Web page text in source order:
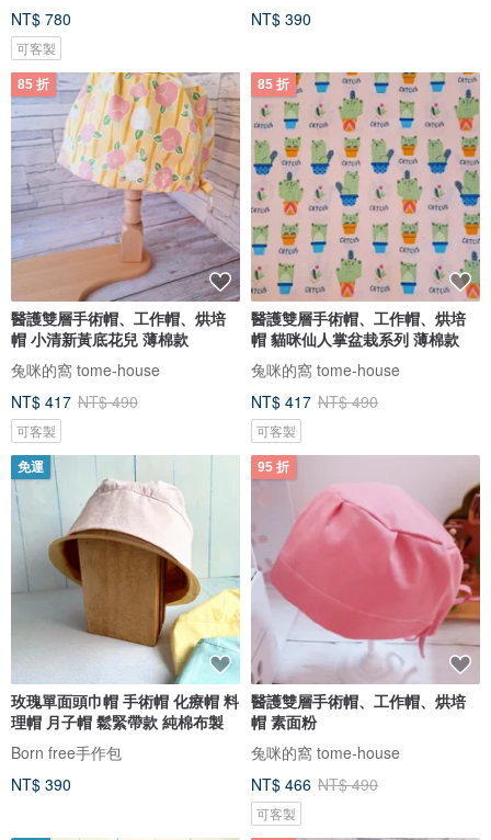
NT$ 780
可客製
NT$ 390
85 折
醫護雙層手術帽、工作帽、烘培
帽 小清新黃底花兒 薄棉款
兔咪的窩 tome-house
NT$ 417 NT$ 490
可客製
85 折
醫護雙層手術帽、工作帽、烘培
帽 貓咪仙人掌盆栽系列 薄棉款
兔咪的窩 tome-house
NT$ 417 NT$ 490
可客製
免運
玫瑰單面頭巾帽 手術帽 化療帽 料
理帽 月子帽 鬆緊帶款 純棉布製
Born free手作包
NT$ 390
95 折
醫護雙層手術帽、工作帽、烘培
帽 素面粉
兔咪的窩 tome-house
NT$ 466 NT$ 490
可客製